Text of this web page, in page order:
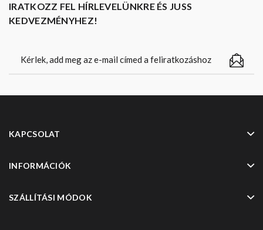
IRATKOZZ FEL HÍRLEVELÜNKRE ÉS JUSS
KEDVEZMÉNYHEZ!
KAPCSOLAT
INFORMÁCIÓK
SZÁLLÍTÁSI MÓDOK